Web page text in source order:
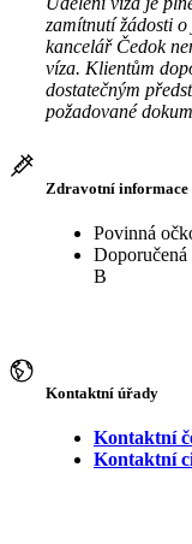
zamítnutí žádosti
kancelář Čedok
víza. Klientům
dostatečným
požadované
Zdravotní informace
Povinná
B
Kontaktní úřady
Kontaktní
Kontaktní